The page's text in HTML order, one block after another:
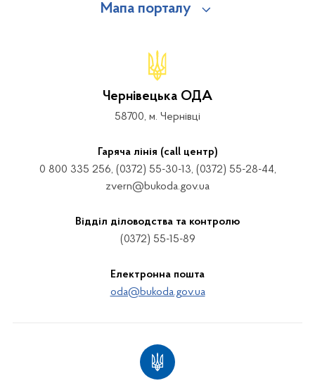
Мапа порталу
Чернівецька ОДА
58700, м. Чернівці
Гаряча лінія (call центр)
0 800 335 256, (0372) 55-30-13, (0372) 55-28-44,
zvern@bukoda.gov.ua
Відділ діловодства та контролю
(0372) 55-15-89
Електронна пошта
oda@bukoda.gov.ua